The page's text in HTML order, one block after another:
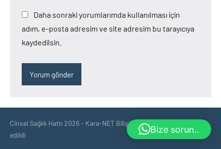
Daha sonraki yorumlarımda kullanılması için
adım, e-posta adresim ve site adresim bu tarayıcıya
kaydedilsin.
Cinsel Sağlık Hattı 2026 - Kara-NET Bilişim tarafından optimize
edildi
Bize sorun..